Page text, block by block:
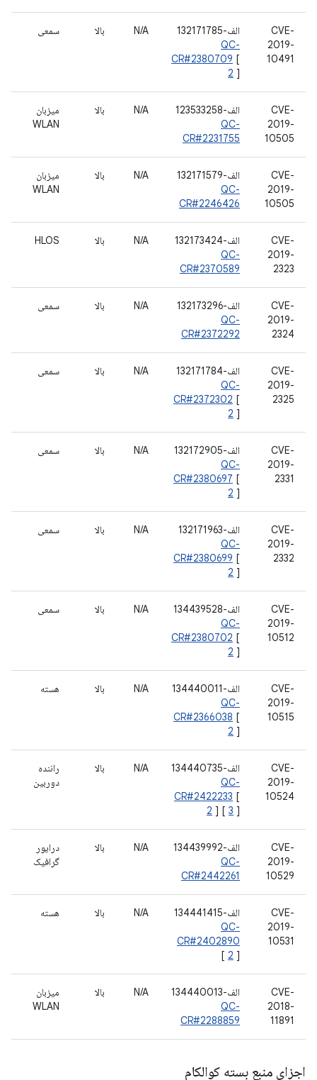
CVE-
2019-
10491
الف-132171785
QC-
CR#2380709 [
2 ]
N/A بالا سمعی
CVE-
2019-
10505
الف-123533258
QC-
CR#2231755
N/A بالا
میزبان
WLAN
CVE-
2019-
10505
الف-132171579
QC-
CR#2246426
N/A بالا
میزبان
WLAN
CVE-
2019-
2323
الف-132173424
QC-
CR#2370589
N/A بالا HLOS
CVE-
2019-
2324
الف-132173296
QC-
CR#2372292
N/A بالا سمعی
CVE-
2019-
2325
الف-132171784
QC-
CR#2372302 [
2 ]
N/A بالا سمعی
CVE-
2019-
2331
الف-132172905
QC-
CR#2380697 [
2 ]
N/A بالا سمعی
CVE-
2019-
2332
الف-132171963
QC-
CR#2380699 [
2 ]
N/A بالا سمعی
CVE-
2019-
10512
الف-134439528
QC-
CR#2380702 [
2 ]
N/A بالا سمعی
CVE-
2019-
10515
الف-134440011
QC-
CR#2366038 [
2 ]
N/A بالا هسته
CVE-
2019-
10524
الف-134440735
QC-
CR#2422233 [
2 ] [ 3 ]
N/A بالا
راننده
دوربین
CVE-
2019-
10529
الف-134439992
QC-
CR#2442261
N/A بالا
درایور
گرافیک
CVE-
2019-
10531
الف-134441415
QC-
CR#2402890
[ 2 ]
N/A بالا هسته
CVE-
2018-
11891
الف-134440013
QC-
CR#2288859
N/A بالا
میزبان
WLAN
اجزای منبع بسته کوالکام